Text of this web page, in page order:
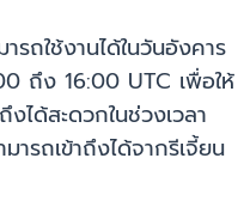
รถใช้งานได้ในวันอังคาร
ถึง 16:00 UTC เพื่อให้
งได้สะดวกในช่วงเวลา
ารถเข้าถึงได้จากรีเจี้ยน